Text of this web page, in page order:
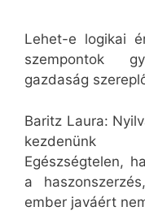
Lehet-e logikai
szempontok
gazdaság
Baritz Laura:
kezdenünk
Egészségtelen,
a
ember javáért